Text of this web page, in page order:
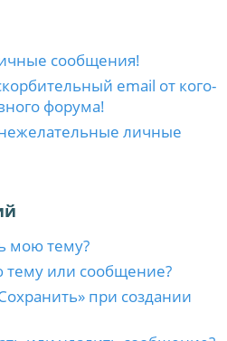
сообщения!
email от кого-
форума!
личные
мою тему?
тему или сообщение?
при создании